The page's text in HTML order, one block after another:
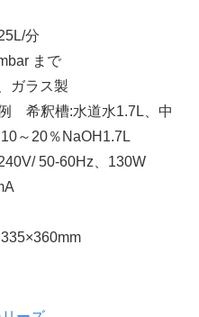
分
まで
ガラス製
希釈槽:水道水1.7L、中
～20％NaOH1.7L
50-60Hz、130W